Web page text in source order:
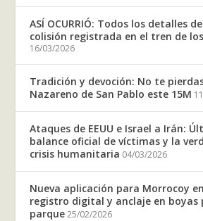
ASÍ OCURRIÓ: Todos los detalles
colisión registrada en el tren de
16/03/2026
Tradición y devoción: No te
Nazareno de San Pablo este 15M
Ataques de EEUU e Israel a Irán:
balance oficial de víctimas y la
crisis humanitaria 04/03/2026
Nueva aplicación para Morrocoy
registro digital y anclaje en boyas
parque 25/02/2026